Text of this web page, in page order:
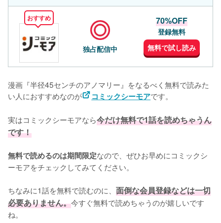
おすすめ
独占配信中
70%OFF
登録無料
無料で試し読み
漫画『半径45センチのアノマリー』をなるべく無料で読みた
い人におすすめなのが
コミックシーモアです。
実はコミックシーモアなら今だけ無料で1話を読めちゃうん
です！
無料で読めるのは期間限定なので、ぜひお早めにコミックシ
ーモアをチェックしてみてください。
ちなみに1話を無料で読むのに、 面倒な会員登録などは一切
必要ありません。今すぐ無料で読めちゃうのが嬉しいです
ね。